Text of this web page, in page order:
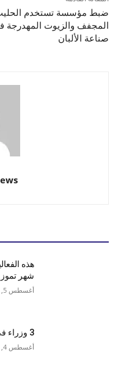
ضبط مؤسسة تستخدم
المجفف والزيوت المهدرجة
صناعة الألبان
هذه
شهر تموز
أغسطس 5, 2026
3 وزراء في معبر الكرامة .. ما القصة ؟
أغسطس 4, 2026